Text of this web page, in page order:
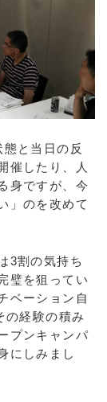
と当日の反
催したり、人
身ですが、今
」のを改めて
3割の気持ち
璧を狙ってい
ベーション自
の経験の積み
プンキャンパ
にしみまし